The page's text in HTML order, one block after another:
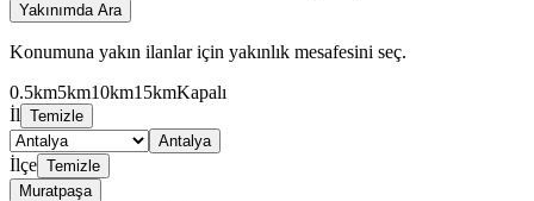
Yakınımda Ara
Konumuna yakın ilanlar için yakınlık mesafesini seç.
0.5km5km10km15kmKapalı
İl Temizle
Antalya
İlçe Temizle
Muratpaşa